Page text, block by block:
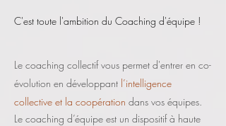
C'est toute l'ambition du Coaching d'équipe !
Le coaching collectif vous permet d'entrer en co-
évolution en développant l’intelligence
collective et la coopération dans vos équipes.
Le coaching d’équipe est un dispositif à haute